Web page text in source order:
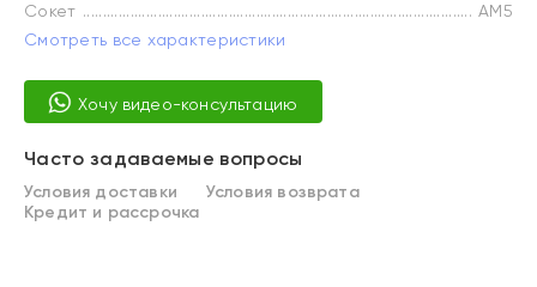
Сокет
AM5
Смотреть все характеристики
Хочу видео-консультацию
Часто задаваемые вопросы
Условия доставки
Условия возврата
Кредит и рассрочка